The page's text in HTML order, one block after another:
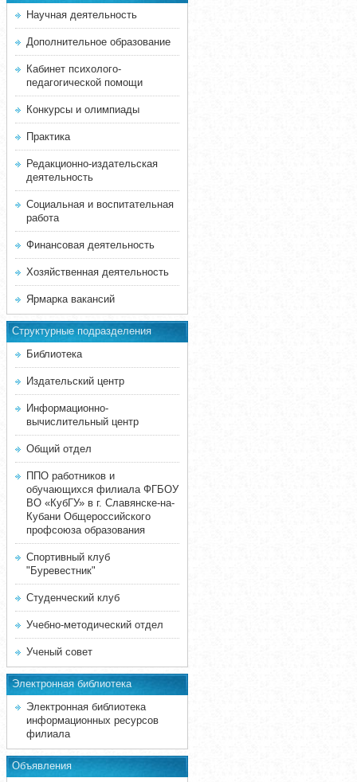
Научная деятельность
Дополнительное образование
Кабинет психолого-
педагогической помощи
Конкурсы и олимпиады
Практика
Редакционно-издательская
деятельность
Социальная и воспитательная
работа
Финансовая деятельность
Хозяйственная деятельность
Ярмарка вакансий
Структурные подразделения
Библиотека
Издательский центр
Информационно-
вычислительный центр
Общий отдел
ППО работников и
обучающихся филиала ФГБОУ
ВО «КубГУ» в г. Славянске-на-
Кубани Общероссийского
профсоюза образования
Спортивный клуб
"Буревестник"
Студенческий клуб
Учебно-методический отдел
Ученый совет
Электронная библиотека
Электронная библиотека
информационных ресурсов
филиала
Объявления